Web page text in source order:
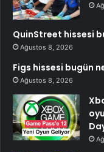
QuinStreet hissesi
Ağustos 8, 2026
Figs hissesi bugün
Ağustos 8, 2026